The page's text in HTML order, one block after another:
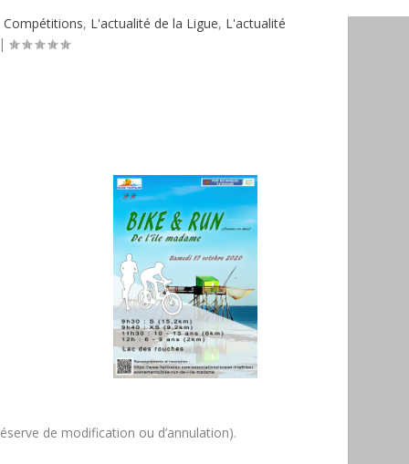
Compétitions, L'actualité de la Ligue, L'actualité
de modification ou d’annulation).